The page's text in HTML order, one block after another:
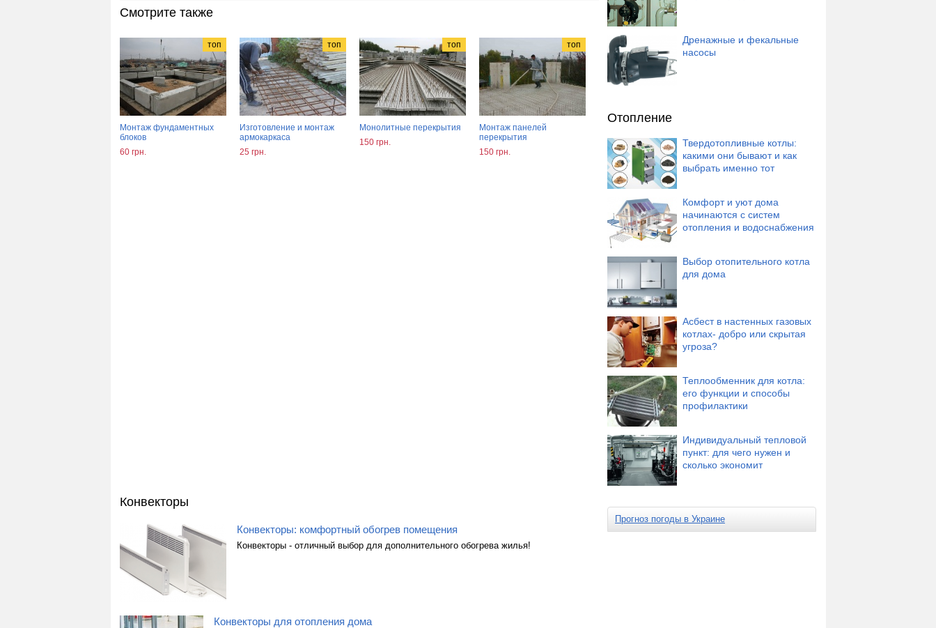
Смотрите также
топ
Монтаж фундаментных
блоков
60 грн.
топ
Изготовление и монтаж
армокаркаса
25 грн.
топ
Монолитные перекрытия
150 грн.
топ
Монтаж панелей
перекрытия
150 грн.
Конвекторы
Конвекторы: комфортный обогрев помещения
Конвекторы - отличный выбор для дополнительного обогрева жилья!
Конвекторы для отопления дома
Дренажные и фекальные
насосы
Отопление
Твердотопливные котлы:
какими они бывают и как
выбрать именно тот
Комфорт и уют дома
начинаются с систем
отопления и водоснабжения
Выбор отопительного котла
для дома
Асбест в настенных газовых
котлах- добро или скрытая
угроза?
Теплообменник для котла:
его функции и способы
профилактики
Индивидуальный тепловой
пункт: для чего нужен и
сколько экономит
Прогноз погоды в Украине